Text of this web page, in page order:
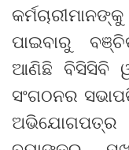
ପାଇବାରୁ
ଆଣିଛି ବିସିସିବି
ସଂଗଠନର